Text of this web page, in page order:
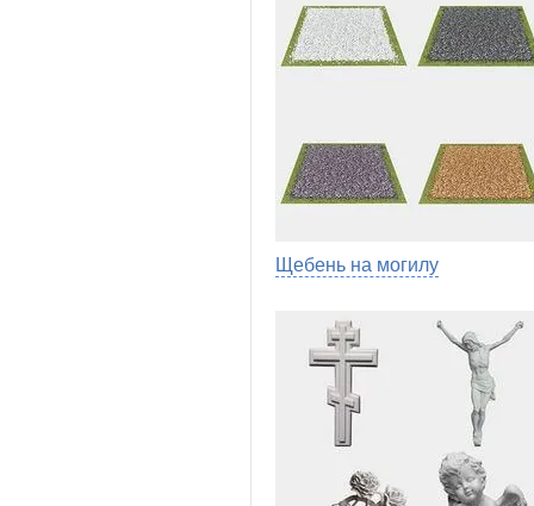
Щебень на могилу